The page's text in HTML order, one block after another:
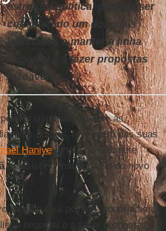
estrutura política, poderia ser
considerado um dos mais
inclinados a manter a linha
negocial e a fazer propostas
razoáveis.
sistematicamente as
árabes, teve outra das suas
Haniye, chefe do Gabinete
a assistir à inauguração do novo
da estrutura política, poderia ser
negocial e a fazer propostas